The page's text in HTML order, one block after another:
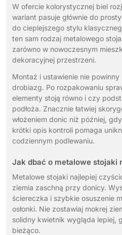
W ofercie kolorystycznej biel
wariant pasuje głównie do
do cieplejszego stylu
ten sam rodzaj metalowego
zarówno w nowoczesnym
dekoracyjnej przestrzeni.
Montaż i ustawienie nie
drobiazg. Po rozpakowaniu
elementy stoją równo i czy
podłoża. Znacznie łatwiej
włożeniem donic niż później,
krótki opis kontroli pomaga
codziennym podlewaniu.
Jak dbać o metalowe stojaki
Metalowe stojaki najlepiej
ziemia zaschną przy donicy.
ściereczka i szybkie osuszenie
osłonki. Nie zostawiaj mokrej
solidny kwietnik wygląda lepiej,
bieżąco.